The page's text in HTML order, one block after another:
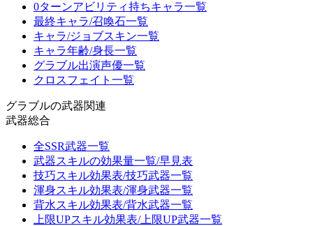
0ターンアビリティ持ちキャラ一覧
最終キャラ/召喚石一覧
キャラ/ジョブスキン一覧
キャラ年齢/身長一覧
グラブル出演声優一覧
クロスフェイト一覧
グラブルの武器関連
武器総合
全SSR武器一覧
武器スキルの効果量一覧/早見表
技巧スキル効果表/技巧武器一覧
渾身スキル効果表/渾身武器一覧
背水スキル効果表/背水武器一覧
上限UPスキル効果表/上限UP武器一覧